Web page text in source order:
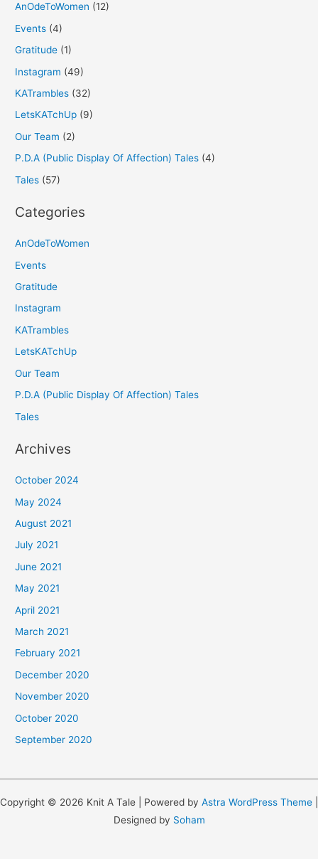
AnOdeToWomen (12)
Events (4)
Gratitude (1)
Instagram (49)
KATrambles (32)
LetsKATchUp (9)
Our Team (2)
P.D.A (Public Display Of Affection) Tales (4)
Tales (57)
Categories
AnOdeToWomen
Events
Gratitude
Instagram
KATrambles
LetsKATchUp
Our Team
P.D.A (Public Display Of Affection) Tales
Tales
Archives
October 2024
May 2024
August 2021
July 2021
June 2021
May 2021
April 2021
March 2021
February 2021
December 2020
November 2020
October 2020
September 2020
Copyright © 2026 Knit A Tale | Powered by Astra WordPress Theme
Designed by Soham